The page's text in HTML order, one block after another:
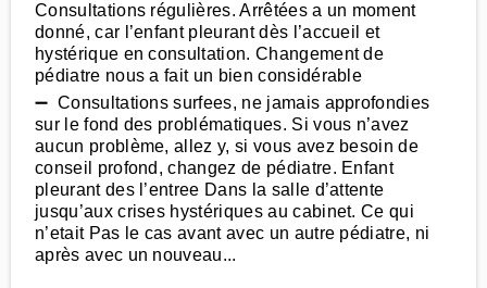
Consultations régulières. Arrêtées a un moment
donné, car l’enfant pleurant dès l’accueil et
hystérique en consultation. Changement de
pédiatre nous a fait un bien considérable
➖ Consultations surfees, ne jamais approfondies
sur le fond des problématiques. Si vous n’avez
aucun problème, allez y, si vous avez besoin de
conseil profond, changez de pédiatre. Enfant
pleurant des l’entree Dans la salle d’attente
jusqu’aux crises hystériques au cabinet. Ce qui
n’etait Pas le cas avant avec un autre pédiatre, ni
après avec un nouveau...